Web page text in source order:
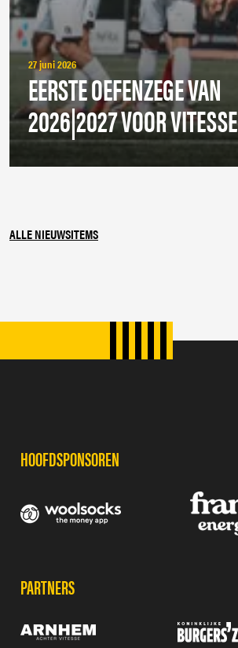
27 juni 2026
EERSTE OEFENZEGE VAN
2026|2027 VOOR VITESSE
ALLE NIEUWSITEMS
HOOFDSPONSOREN
PARTNERS